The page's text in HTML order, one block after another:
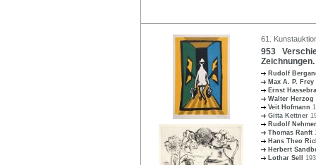
61.
953
Rudolf
Max A. P. Frey
Ernst
Walter Herzog
Veit Hofmann
Gitta Kettner
Rudolf
Thomas Ranft
Hans Theo
Herbert
Lothar Sell